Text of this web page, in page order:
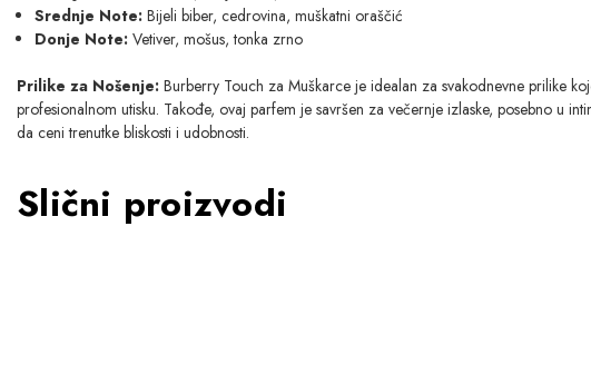
Srednje Note: Bijeli biber, cedrovina, muškatni oraščić
Donje Note: Vetiver, mošus, tonka zrno
Prilike za Nošenje: Burberry Touch za Muškarce je idealan za svakodnevne prilike
profesionalnom utisku. Takođe, ovaj parfem je savršen za večernje izlaske, posebno u
da ceni trenutke bliskosti i udobnosti.
Slični proizvodi